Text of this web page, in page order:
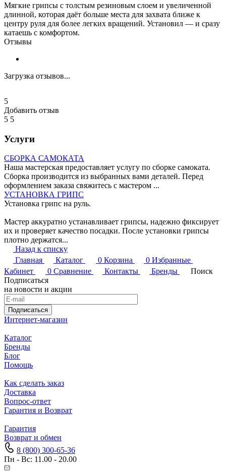
Мягкие грипсы с толстым резиновым слоем и увеличенной
длинной, которая даёт больше места для захвата ближе к
центру руля для более легких вращений. Установил — и сразу
катаешь с комфортом.
Отзывы
Загрузка отзывов...
5
Добавить отзыв
5 5
Услуги
СБОРКА САМОКАТА
Наша мастерская предоставляет услугу по сборке самоката.
Сборка производится из выбранных вами деталей. Перед
оформлением заказа свяжитесь с мастером ...
УСТАНОВКА ГРИПС
Установка грипс на руль.
Мастер аккуратно устанавливает грипсы, надежно фиксирует
их и проверяет качество посадки. После установки грипсы
плотно держатся...
Назад к списку
Главная
Каталог 0 Корзина 0 Избранные
Кабинет
0 Сравнение Контакты Бренды
Поиск
Подписаться
на новости и акции
Подписаться
Интернет-магазин
Каталог
Бренды
Блог
Помощь
Как сделать заказ
Доставка
Вопрос-ответ
Гарантия и Возврат
Гарантия
Возврат и обмен
8 (800) 300-65-36
Пн - Вс: 11.00 - 20.00